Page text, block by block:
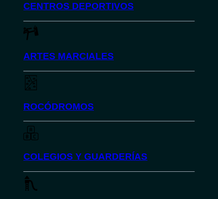
CENTROS DEPORTIVOS
ARTES MARCIALES
ROCÓDROMOS
COLEGIOS Y GUARDERÍAS